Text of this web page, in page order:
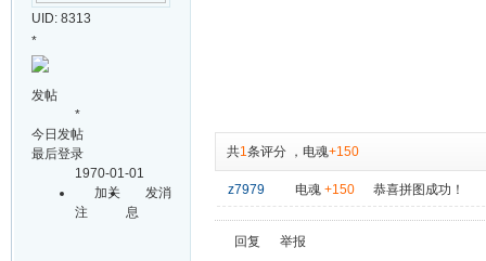
UID: 8313
*
发帖
*
今日发帖
最后登录
1970-01-01
加关
注
发消
息
共1条评分 ， 电魂+150
z7979 电魂 +150 恭喜拼图成功！
回复 举报